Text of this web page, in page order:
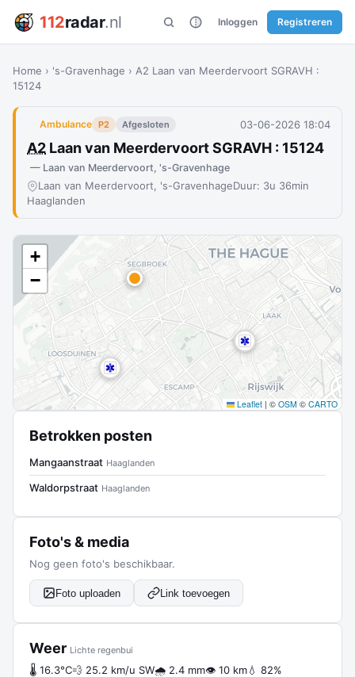
112radar.nl Inloggen Registreren
Home › 's-Gravenhage › A2 Laan van Meerdervoort SGRAVH :
15124
Ambulance P2 Afgesloten 03-06-2026 18:04
A2 Laan van Meerdervoort SGRAVH : 15124
— Laan van Meerdervoort, 's-Gravenhage
Laan van Meerdervoort, 's-GravenhageDuur: 3u 36min
Haaglanden
+
−
Leaflet | © OSM © CARTO
Betrokken posten
Mangaanstraat Haaglanden
Waldorpstraat Haaglanden
Foto's & media
Nog geen foto's beschikbaar.
Foto uploaden Link toevoegen
Weer Lichte regenbui
🌡 16.3°C💨 25.2 km/u SW🌧 2.4 mm👁 10 km💧 82%